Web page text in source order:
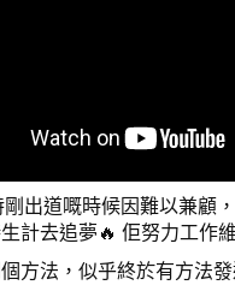
剛出道嘅時候因難以兼顧
計去追夢🔥 佢努力工作
方法，似乎終於有方法